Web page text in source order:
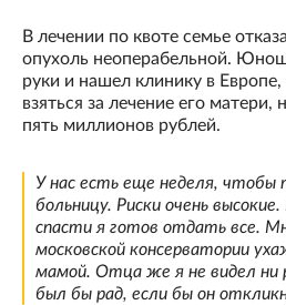
В лечении по квоте семье
опухоль неоперабельной.
руки и нашел клинику в Европе,
взяться за лечение его матери,
пять миллионов рублей.
У нас есть еще неделя,
больницу. Риски очень
спасти я готов отдать все.
московской консерватории
мамой. Отца же я не видел ни
был бы рад, если бы он